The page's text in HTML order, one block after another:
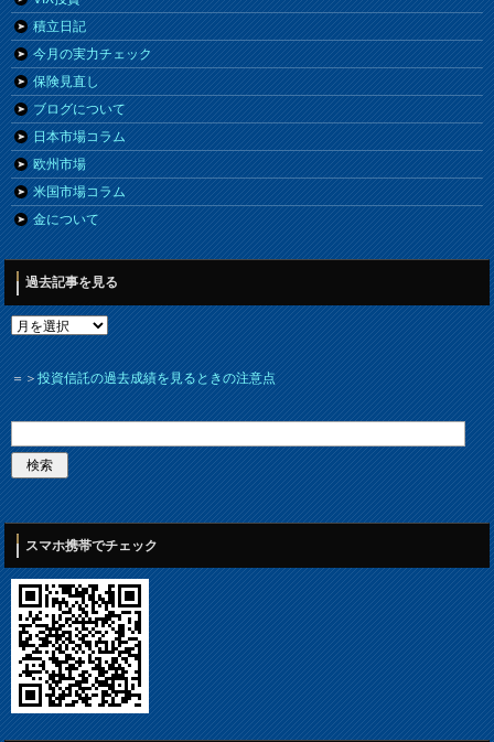
積立日記
今月の実力チェック
保険見直し
ブログについて
日本市場コラム
欧州市場
米国市場コラム
金について
過去記事を見る
＝＞投資信託の過去成績を見るときの注意点
スマホ携帯でチェック